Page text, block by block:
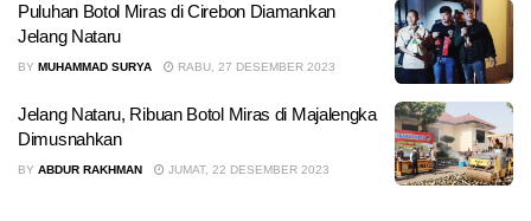
Puluhan Botol Miras di Cirebon Diamankan
Jelang Nataru
BY MUHAMMAD SURYA RABU, 27 DESEMBER 2023
Jelang Nataru, Ribuan Botol Miras di Majalengka
Dimusnahkan
BY ABDUR RAKHMAN JUMAT, 22 DESEMBER 2023